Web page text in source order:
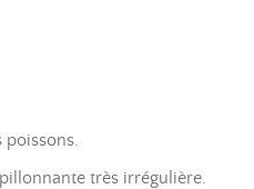
poissons.
très irrégulière.